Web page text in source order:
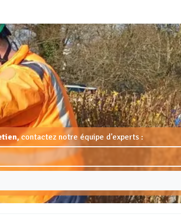
contactez notre équipe d'experts :